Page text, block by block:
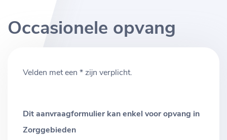
Occasionele opvang
Velden met een * zijn verplicht.
Dit aanvraagformulier kan enkel voor opvang in
Zorggebieden